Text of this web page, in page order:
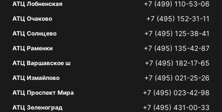
АТЦ Лобненская +7 (499) 110-53-06
АТЦ Очаково +7 (495) 152-31-11
АТЦ Солнцево +7 (495) 125-38-41
АТЦ Раменки +7 (495) 135-42-87
АТЦ Варшавское ш +7 (495) 182-17-65
АТЦ Измайлово +7 (495) 021-25-26
АТЦ Проспект Мира +7 (495) 023-42-98
АТЦ Зеленоград +7 (495) 431-00-33